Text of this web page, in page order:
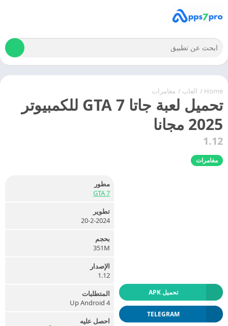
Home
/ العاب / مغامرات
تحميل لعبة جاتا 7 GTA للكمبيوتر
2025 مجانا
1.12
مغامرات
تحميل APK
TELEGRAM
مطور
7 GTA
تطوير
20-2-2024
بحجم
351M
الإصدار
1.12
المتطلبات
Up Android 4
احصل عليه